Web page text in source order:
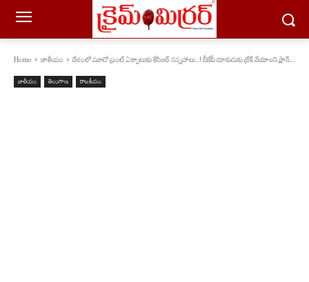
Home జాతీయం దేశంలో మూడో ఫ్రంట్ ఏర్పాటుకు కేసిఆర్ స‌న్న‌హాలు...! బీజేపీ దూకుడుకు బ్రేక్ వేయాల‌ని ప్లాన్‌....
జాతీయం తెలంగాణ రాజకీయం